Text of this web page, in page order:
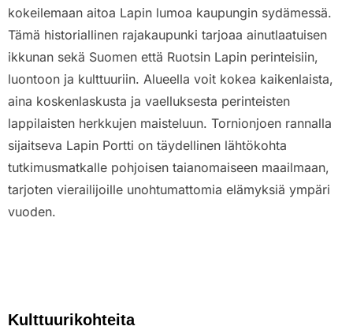
kokeilemaan aitoa Lapin lumoa kaupungin sydämessä.
Tämä historiallinen rajakaupunki tarjoaa ainutlaatuisen
ikkunan sekä Suomen että Ruotsin Lapin perinteisiin,
luontoon ja kulttuuriin. Alueella voit kokea kaikenlaista,
aina koskenlaskusta ja vaelluksesta perinteisten
lappilaisten herkkujen maisteluun. Tornionjoen rannalla
sijaitseva Lapin Portti on täydellinen lähtökohta
tutkimusmatkalle pohjoisen taianomaiseen maailmaan,
tarjoten vierailijoille unohtumattomia elämyksiä ympäri
vuoden.
Kulttuurikohteita